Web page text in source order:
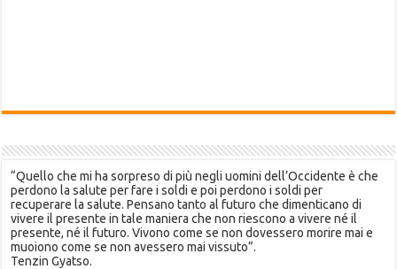
“Quello che mi ha sorpreso di più negli uomini dell’Occidente è che
perdono la salute per fare i soldi e poi perdono i soldi per
recuperare la salute. Pensano tanto al futuro che dimenticano di
vivere il presente in tale maniera che non riescono a vivere né il
presente, né il futuro. Vivono come se non dovessero morire mai e
muoiono come se non avessero mai vissuto”.
Tenzin Gyatso.